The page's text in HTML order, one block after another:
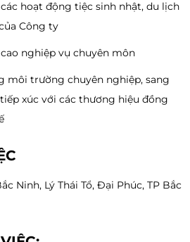
hoạt động tiệc sinh nhật, du lịch
Công ty
nghiệp vụ chuyên môn
môi trường chuyên nghiệp, sang
xúc với các thương hiệu đồng
Ninh, Lý Thái Tổ, Đại Phúc, TP Bắc